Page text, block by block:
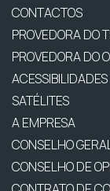
CONTACTOS
PROVEDORA DO
PROVEDORA DO
ACESSIBILIDADES
SATÉLITES
A EMPRESA
CONSELHO
CONSELHO DE